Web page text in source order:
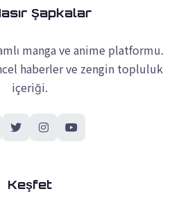
Şapkalar
manga ve anime platformu.
haberler ve zengin topluluk
içeriği.
Keşfet